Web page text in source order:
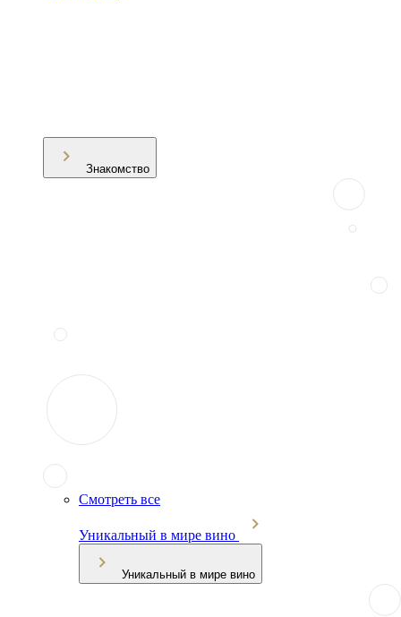
Знакомство
Смотреть все
Уникальный в мире вино
Уникальный в мире вино